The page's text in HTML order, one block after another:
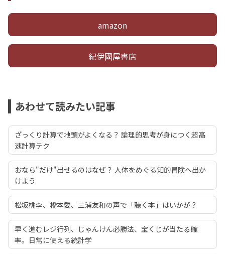
amazon
紀伊國屋書店
あわせて読みたい記事
ざっくり計算で地頭がよくなる？ 論理的思考が身につく超高
速計算テク
おなら"だけ"出せるのはなぜ？ 人体をめぐる知的冒険へ出か
けよう
松坂桃李、橋本愛、三浦友和の声で「聴く本」はいかが？
早く進むレジ行列、じゃんけん必勝法、宝くじが当たる確
率。日常に使える統計学